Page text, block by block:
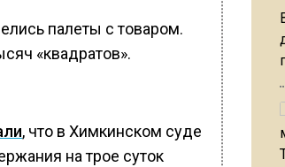
палеты с товаром.
«квадратов».
, что в Химкинском суде
на трое суток